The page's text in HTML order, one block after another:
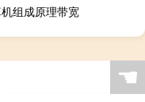
组成原理带宽
☚